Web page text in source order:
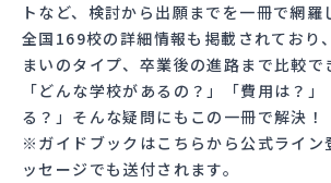
トなど、検討から出願までを一冊で網羅
全国169校の詳細情報も掲載されており
まいのタイプ、卒業後の進路まで比較で
「どんな学校があるの？」「費用は？
る？」そんな疑問にもこの一冊で解決！
※ガイドブックはこちらから公式ライン
ッセージでも送付されます。